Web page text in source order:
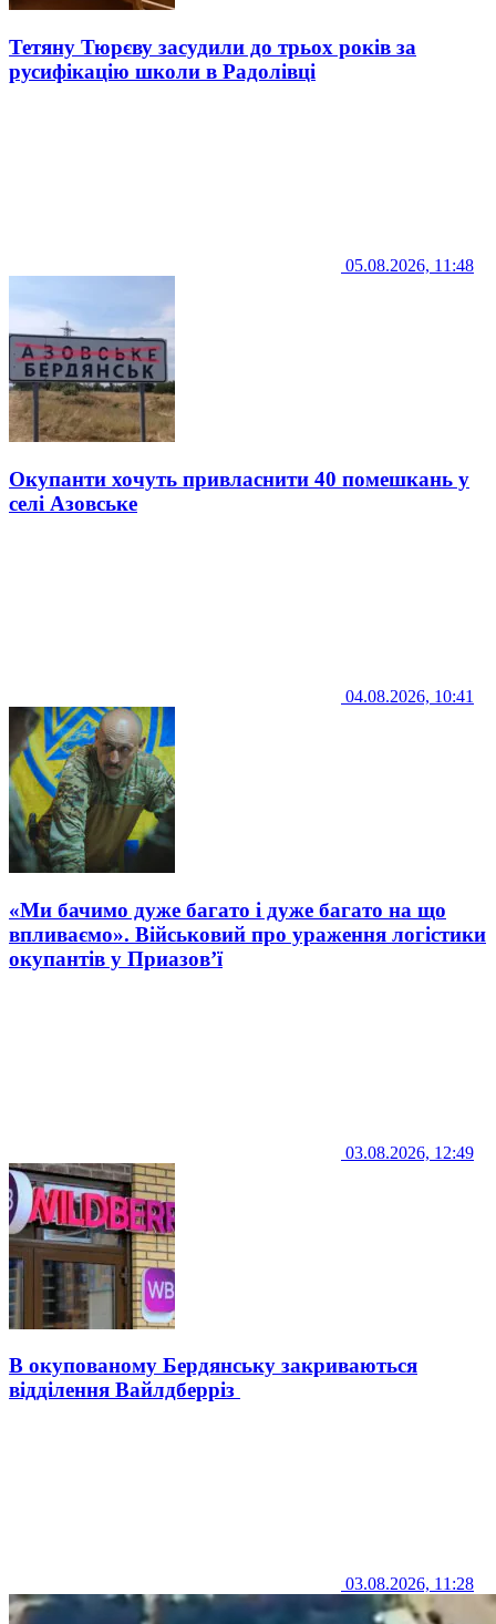
Тетяну Тюрєву засудили до трьох років за
русифікацію школи в Радолівці
05.08.2026, 11:48
Окупанти хочуть привласнити 40 помешкань у
селі Азовське
04.08.2026, 10:41
«Ми бачимо дуже багато і дуже багато на що
впливаємо». Військовий про ураження логістики
окупантів у Приазов’ї
03.08.2026, 12:49
В окупованому Бердянську закриваються
відділення Вайлдберріз
03.08.2026, 11:28